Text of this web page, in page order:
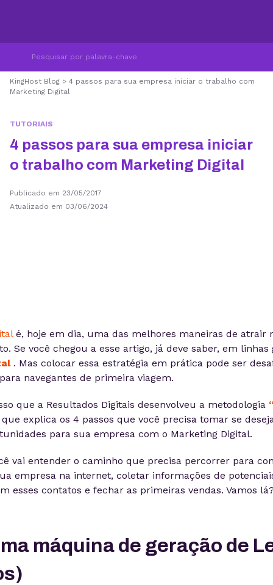
KingHost Blog > 4 passos para sua empresa iniciar o trabalho com
Marketing Digital
TUTORIAIS
4 passos para sua empresa iniciar
o trabalho com Marketing Digital
Publicado em 23/05/2017
Atualizado em 03/06/2024
é, hoje em dia, uma das melhores maneiras de atrair
Se você chegou a esse artigo, já deve saber, em
. Mas colocar essa estratégia em prática pode ser
navegantes de primeira viagem.
que a Resultados Digitais desenvolveu a metodologia
que explica os 4 passos que você precisa tomar se
para sua empresa com o Marketing Digital.
vai entender o caminho que precisa percorrer para
empresa na internet, coletar informações de
esses contatos e fechar as primeiras vendas. Vamos
máquina de geração de